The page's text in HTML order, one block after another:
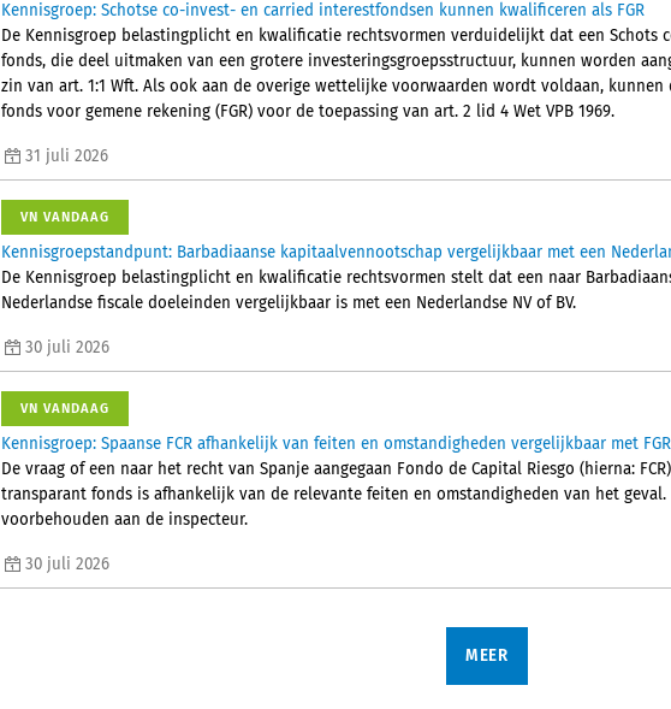
Kennisgroep: Schotse co-invest- en carried interestfondsen kunnen kwalificeren als FGR
De Kennisgroep belastingplicht en kwalificatie rechtsvormen verduidelijkt dat een Schots
fonds, die deel uitmaken van een grotere investeringsgroepsstructuur, kunnen worden
zin van art. 1:1 Wft. Als ook aan de overige wettelijke voorwaarden wordt voldaan,
fonds voor gemene rekening (FGR) voor de toepassing van art. 2 lid 4 Wet VPB 1969.
31 juli 2026
VN VANDAAG
Kennisgroepstandpunt: Barbadiaanse kapitaalvennootschap vergelijkbaar met een
De Kennisgroep belastingplicht en kwalificatie rechtsvormen stelt dat een naar
Nederlandse fiscale doeleinden vergelijkbaar is met een Nederlandse NV of BV.
30 juli 2026
VN VANDAAG
Kennisgroep: Spaanse FCR afhankelijk van feiten en omstandigheden vergelijkbaar met FGR
De vraag of een naar het recht van Spanje aangegaan Fondo de Capital Riesgo (hierna:
transparant fonds is afhankelijk van de relevante feiten en omstandigheden van het
voorbehouden aan de inspecteur.
30 juli 2026
MEER